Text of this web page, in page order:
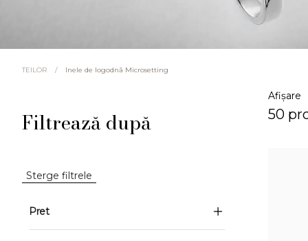
TEILOR / Inele de logodnă Microsetting
Afișare
50
Filtrează după
Sterge filtrele
Pret